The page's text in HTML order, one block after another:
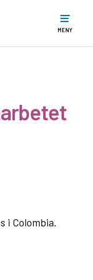
uppåt och
MENY
i Colombia.